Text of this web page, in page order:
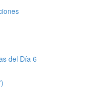
del Día 6